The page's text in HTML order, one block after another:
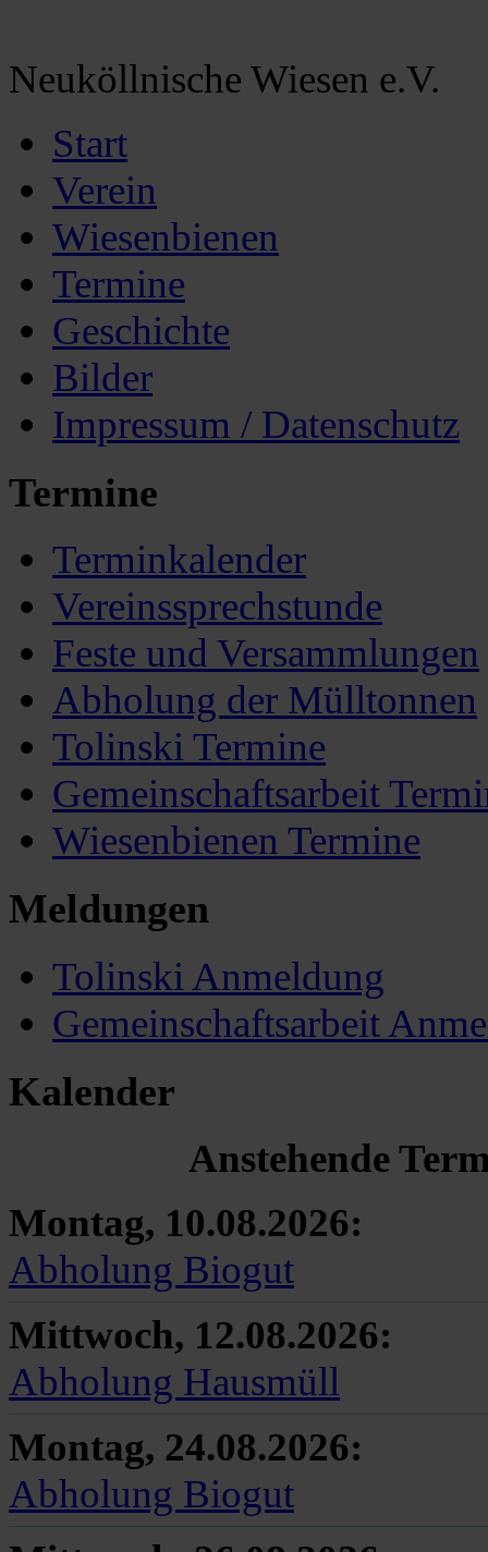
Neuköllnische Wiesen e.V.
Start
Verein
Wiesenbienen
Termine
Geschichte
Bilder
Impressum / Datenschutz
Termine
Terminkalender
Vereinssprechstunde
Feste und Versammlungen
Abholung der Mülltonnen
Tolinski Termine
Gemeinschaftsarbeit
Wiesenbienen Termine
Meldungen
Tolinski Anmeldung
Gemeinschaftsarbeit
Kalender
Anstehende
Montag, 10.08.2026:
Abholung Biogut
Mittwoch, 12.08.2026:
Abholung Hausmüll
Montag, 24.08.2026:
Abholung Biogut